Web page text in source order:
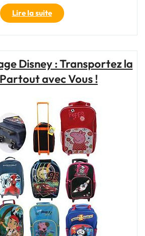
Lire la suite"Les
valises
Eastpak
allié
de
incontournable"
Disney : Transportez la
avec Vous !